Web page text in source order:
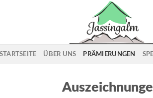
STARTSEITE ÜBER UNS PRÄMIERUNGEN